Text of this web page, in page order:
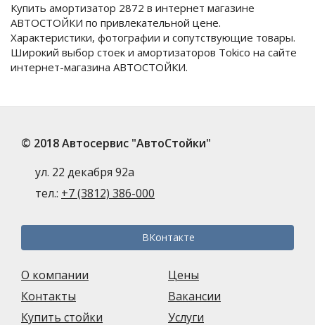
Купить амортизатор 2872 в интернет магазине
АВТОСТОЙКИ по привлекательной цене.
Характеристики, фотографии и сопутствующие товары.
Широкий выбор стоек и амортизаторов Tokico на сайте
интернет-магазина АВТОСТОЙКИ.
© 2018 Автосервис "АвтоСтойки"
ул. 22 декабря 92а
тел.: +7 (3812) 386-000
ВКонтакте
О компании
Контакты
Купить стойки
Цены
Вакансии
Услуги